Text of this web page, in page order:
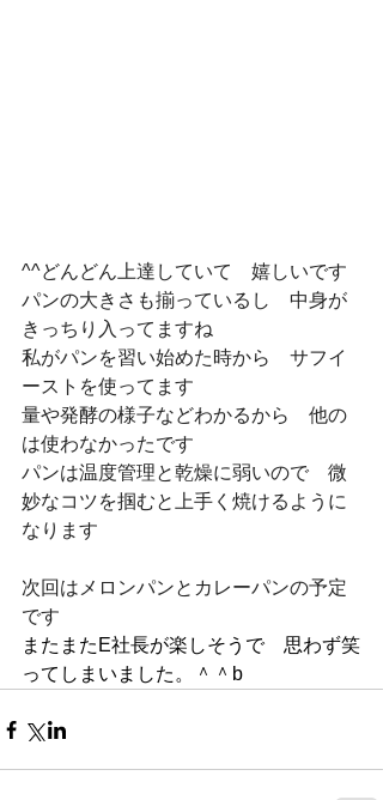
^^どんどん上達していて　嬉しいです
パンの大きさも揃っているし　中身が
きっちり入ってますね
私がパンを習い始めた時から　サフイ
ーストを使ってます
量や発酵の様子などわかるから　他の
は使わなかったです
パンは温度管理と乾燥に弱いので　微
妙なコツを掴むと上手く焼けるように
なります
次回はメロンパンとカレーパンの予定
です
またまたE社長が楽しそうで　思わず笑
ってしまいました。＾＾b